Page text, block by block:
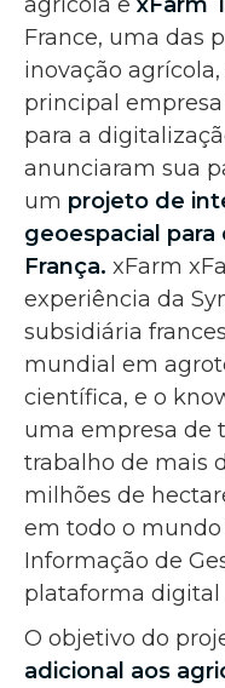
France, uma das
inovação
principal
para a
anunciaram sua
um projeto de
geoespacial
França. xFarm
experiência da
subsidiária
mundial em
científica, e o
uma empresa de
trabalho de mais
milhões de
em todo o
Informação de
plataforma digital
O objetivo do
adicional aos